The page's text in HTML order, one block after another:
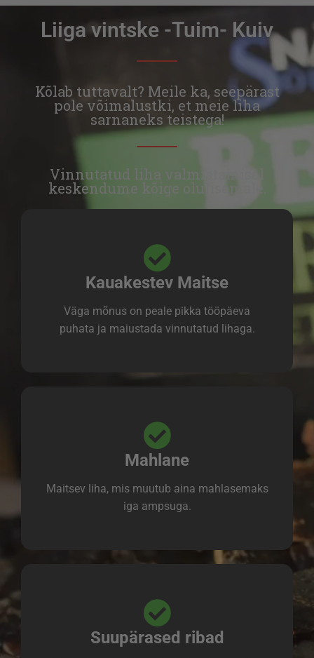
Liiga vintske -Tuim- Kuiv
Kõlab tuttavalt? Meile ka, seepärast
pole võimalustki, et meie liha
sarnaneks teistega!
Vinnutatud liha valmistamisel
keskendume kõige olulisemale.
Kauakestev Maitse
Väga mõnus on peale pikka tööpäeva
puhata ja maiustada vinnutatud lihaga.
Mahlane
Maitsev liha, mis muutub aina mahlasemaks
iga ampsuga.
Suupärased ribad